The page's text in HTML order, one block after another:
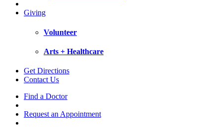
Giving
Volunteer
Arts + Healthcare
Get Directions
Contact Us
Find a Doctor
Request an Appointment